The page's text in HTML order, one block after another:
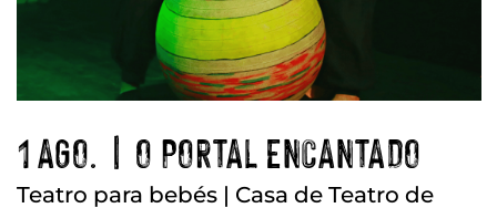
1 AGO. | O PORTAL ENCANTADO
Teatro para bebés | Casa de Teatro de